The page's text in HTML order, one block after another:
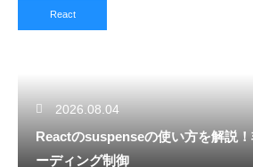
React
2026.08.04
Reactのsuspenseの使い方を解説
ーディング制御